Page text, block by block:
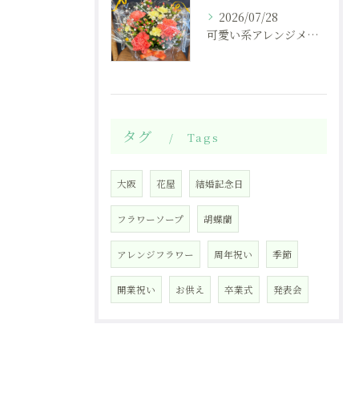
2026/07/28
可愛い系アレンジメント
タグ Tags
大阪 花屋 結婚記念日
フラワーソープ 胡蝶蘭
アレンジフラワー 周年祝い 季節
開業祝い お供え 卒業式 発表会